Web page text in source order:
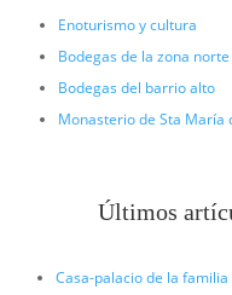
Enoturismo y cultura
Bodegas de la zona norte
Bodegas del barrio alto
Monasterio de Sta María
Últimos
Casa-palacio de la familia